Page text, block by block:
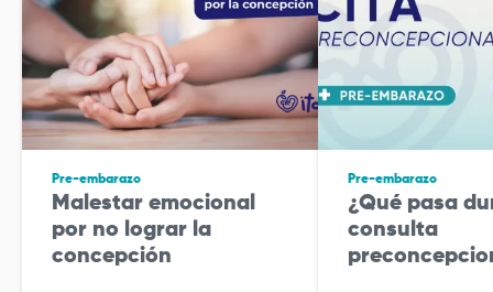
Pre-embarazo
Malestar emocional
por no lograr la
concepción
Pre-embarazo
¿Qué pasa
consulta